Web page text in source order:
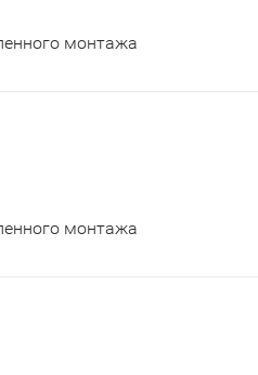
монтажа
монтажа